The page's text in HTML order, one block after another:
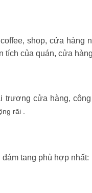
shop, cửa hàng
tích của quán, cửa
trương cửa hàng, công
rãi .
tang phù hợp nhất: